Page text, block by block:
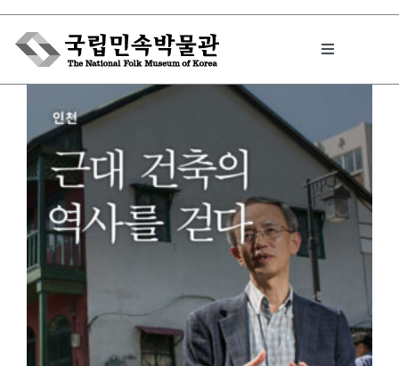
Skip
content
Toggle
박물관에서는
민속이야기
민속 인사이드
원문보기 PDF